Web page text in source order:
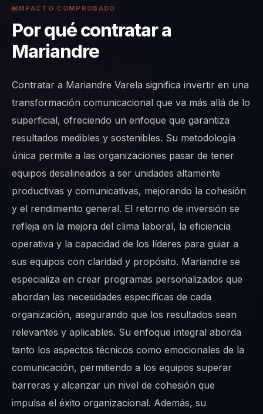
IMPACTO COMPROBADO
Por qué contratar a
Mariandre
Contratar a Mariandre Varela significa invertir en una
transformación comunicacional que va más allá de lo
superficial, ofreciendo un enfoque que garantiza
resultados medibles y sostenibles. Su metodología
única permite a las organizaciones pasar de tener
equipos desalineados a ser unidades altamente
productivas y comunicativas, mejorando la cohesión
y el rendimiento general. El retorno de inversión se
refleja en la mejora del clima laboral, la eficiencia
operativa y la capacidad de los líderes para guiar a
sus equipos con claridad y propósito. Mariandre se
especializa en crear programas personalizados que
abordan las necesidades específicas de cada
organización, asegurando que los resultados sean
relevantes y aplicables. Su enfoque integral aborda
tanto los aspectos técnicos como emocionales de la
comunicación, permitiendo a los equipos superar
barreras y alcanzar un nivel de cohesión que
impulsa el éxito organizacional. Además, su